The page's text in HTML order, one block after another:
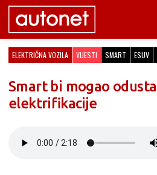
ELEKTRIČNA VOZILA VIJESTI SMART ESUV
Smart bi mogao
elektrifikacije